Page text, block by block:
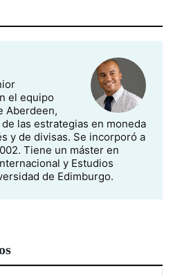
el equipo
Aberdeen,
las estrategias en moneda
y de divisas. Se incorporó a
Tiene un máster en
y Estudios
de Edimburgo.